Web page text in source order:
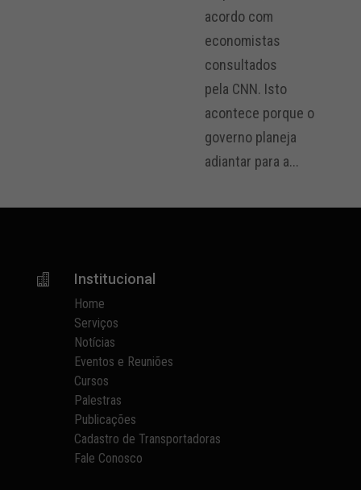
acordo com
economistas
consultados
pela CNN. Isto
acontece porque o
governo planeja
adiantar para a...
 Institucional
Home
Serviços
Notícias
Eventos e Reuniões
Cursos
Palestras
Publicações
Cadastro de Transportadoras
Fale Conosco